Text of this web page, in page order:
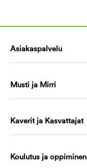
Asiakaspalvelu
Musti ja Mirri
Kaverit ja Kasvattajat
Koulutus ja oppiminen